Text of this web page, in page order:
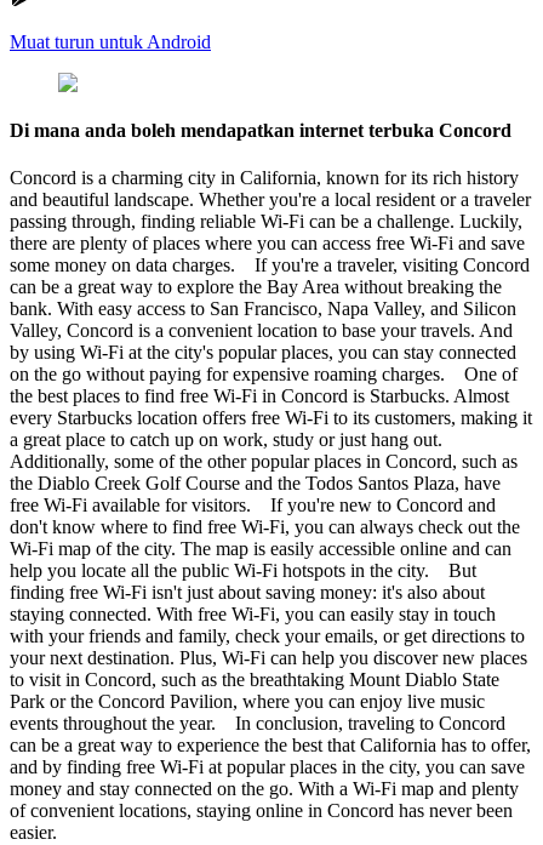
Muat turun untuk Android
Di mana anda boleh mendapatkan internet terbuka Concord
Concord is a charming city in California, known for its rich history
and beautiful landscape. Whether you're a local resident or a traveler
passing through, finding reliable Wi-Fi can be a challenge. Luckily,
there are plenty of places where you can access free Wi-Fi and save
some money on data charges. If you're a traveler, visiting Concord
can be a great way to explore the Bay Area without breaking the
bank. With easy access to San Francisco, Napa Valley, and Silicon
Valley, Concord is a convenient location to base your travels. And
by using Wi-Fi at the city's popular places, you can stay connected
on the go without paying for expensive roaming charges. One of
the best places to find free Wi-Fi in Concord is Starbucks. Almost
every Starbucks location offers free Wi-Fi to its customers, making it
a great place to catch up on work, study or just hang out.
Additionally, some of the other popular places in Concord, such as
the Diablo Creek Golf Course and the Todos Santos Plaza, have
free Wi-Fi available for visitors. If you're new to Concord and
don't know where to find free Wi-Fi, you can always check out the
Wi-Fi map of the city. The map is easily accessible online and can
help you locate all the public Wi-Fi hotspots in the city. But
finding free Wi-Fi isn't just about saving money: it's also about
staying connected. With free Wi-Fi, you can easily stay in touch
with your friends and family, check your emails, or get directions to
your next destination. Plus, Wi-Fi can help you discover new places
to visit in Concord, such as the breathtaking Mount Diablo State
Park or the Concord Pavilion, where you can enjoy live music
events throughout the year. In conclusion, traveling to Concord
can be a great way to experience the best that California has to offer,
and by finding free Wi-Fi at popular places in the city, you can save
money and stay connected on the go. With a Wi-Fi map and plenty
of convenient locations, staying online in Concord has never been
easier.